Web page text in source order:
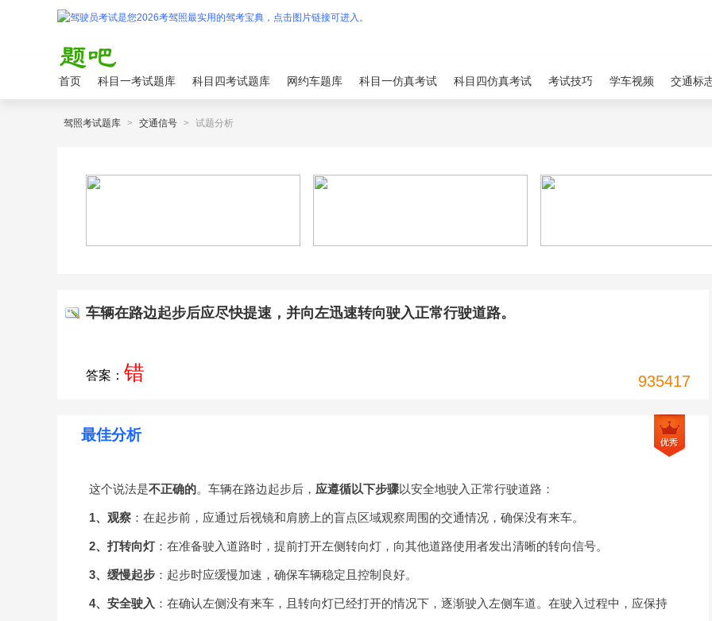
首页 科目一考试题库 科目四考试题库 网约车题库 科目一仿真考试 科目四仿真考试 考试技巧 学车视频 交通标
驾照考试题库 > 交通信号 > 试题分析
车辆在路边起步后应尽快提速，并向左迅速转向驶入正常行驶道路。
答案： 错 935417
最佳分析
这个说法是不正确的。车辆在路边起步后， 应遵循以下步骤以安全地驶入正常行驶道路：
1、观察 ：在起步前，应通过后视镜和肩膀上的盲点区域观察周围的交通情况，确保没有来车。
2、打转向灯：在准备驶入道路时，提前打开左侧转向灯，向其他道路使用者发出清晰的转向信号。
3、缓慢起步 ：起步时应缓慢加速，确保车辆稳定且控制良好。
4、安全驶入 ：在确认左侧没有来车，且转向灯已经打开的情况下，逐渐驶入左侧车道。在驶入过程中，应保持